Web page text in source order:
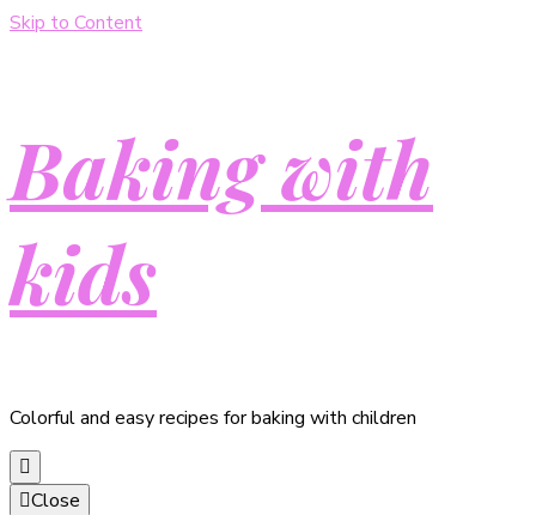
Skip to Content
Baking with
kids
Colorful and easy recipes for baking with children
Close